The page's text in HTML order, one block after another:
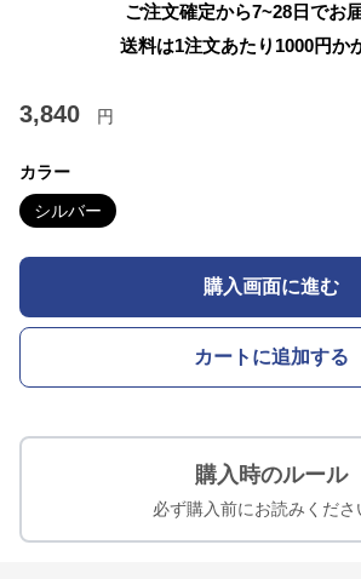
ご注文確定から7~28日でお
送料は1注文あたり 1000円か
3,840 円
カラー
シルバー
購入画面に進む
カートに追加する
購入時のルール
必ず購入前にお読みくださ